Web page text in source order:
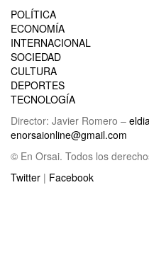
POLÍTICA
ECONOMÍA
INTERNACIONAL
SOCIEDAD
CULTURA
DEPORTES
TECNOLOGÍA
Director: Javier Romero –
enorsaionline@gmail.com
© En Orsai. Todos los
Twitter | Facebook